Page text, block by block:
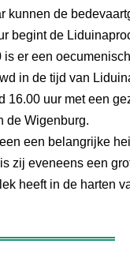
kunnen de
begint de
is er een oecumenisch
in de tijd van
16.00 uur met een
de Wigenburg.
een belangrijke
zij eveneens een
heeft in de harten